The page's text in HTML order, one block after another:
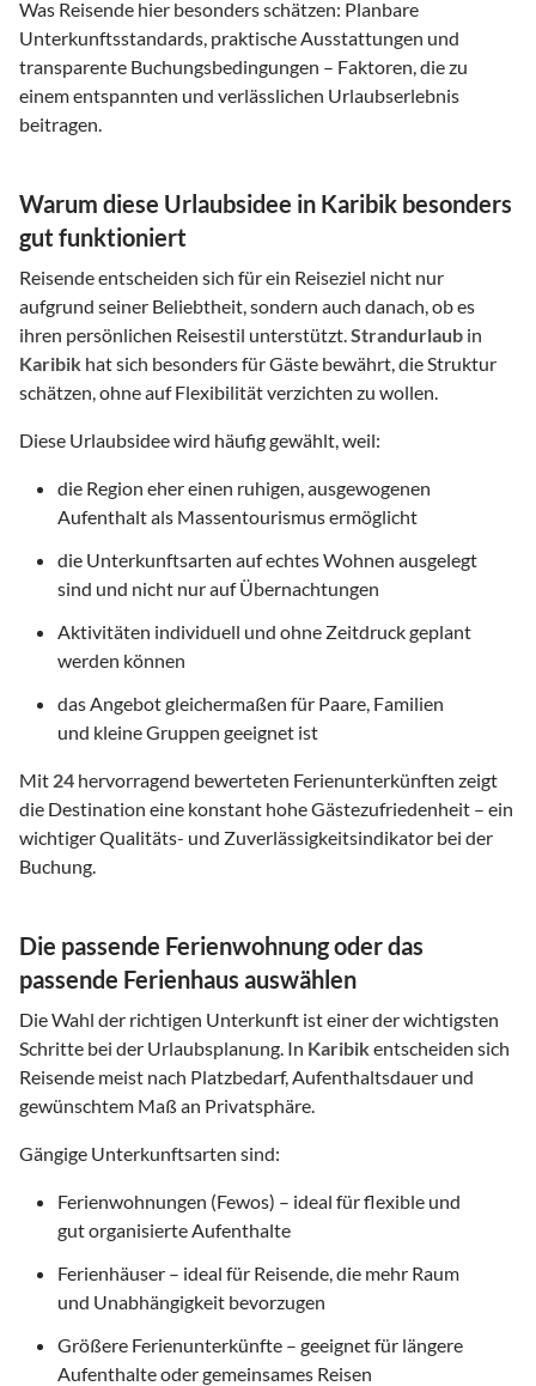
Was Reisende hier besonders schätzen: Planbare
Unterkunftsstandards, praktische Ausstattungen und
transparente Buchungsbedingungen – Faktoren, die zu
einem entspannten und verlässlichen Urlaubserlebnis
beitragen.
Warum diese Urlaubsidee in Karibik besonders
gut funktioniert
Reisende entscheiden sich für ein Reiseziel nicht nur
aufgrund seiner Beliebtheit, sondern auch danach, ob es
ihren persönlichen Reisestil unterstützt.Strandurlaub in
Karibik hat sich besonders für Gäste bewährt, die Struktur
schätzen, ohne auf Flexibilität verzichten zu wollen.
Diese Urlaubsidee wird häufig gewählt, weil:
die Region eher einen ruhigen, ausgewogenen
Aufenthalt als Massentourismus ermöglicht
die Unterkunftsarten auf echtes Wohnen ausgelegt
sind und nicht nur auf Übernachtungen
Aktivitäten individuell und ohne Zeitdruck geplant
werden können
das Angebot gleichermaßen für Paare, Familien
und kleine Gruppen geeignet ist
Mit 24 hervorragend bewerteten Ferienunterkünften zeigt
die Destination eine konstant hohe Gästezufriedenheit – ein
wichtiger Qualitäts- und Zuverlässigkeitsindikator bei der
Buchung.
Die passende Ferienwohnung oder das
passende Ferienhaus auswählen
Die Wahl der richtigen Unterkunft ist einer der wichtigsten
Schritte bei der Urlaubsplanung. In Karibikentscheiden sich
Reisende meist nach Platzbedarf, Aufenthaltsdauer und
gewünschtem Maß an Privatsphäre.
Gängige Unterkunftsarten sind:
Ferienwohnungen (Fewos) – ideal für flexible und
gut organisierte Aufenthalte
Ferienhäuser – ideal für Reisende, die mehr Raum
und Unabhängigkeit bevorzugen
Größere Ferienunterkünfte – geeignet für längere
Aufenthalte oder gemeinsames Reisen